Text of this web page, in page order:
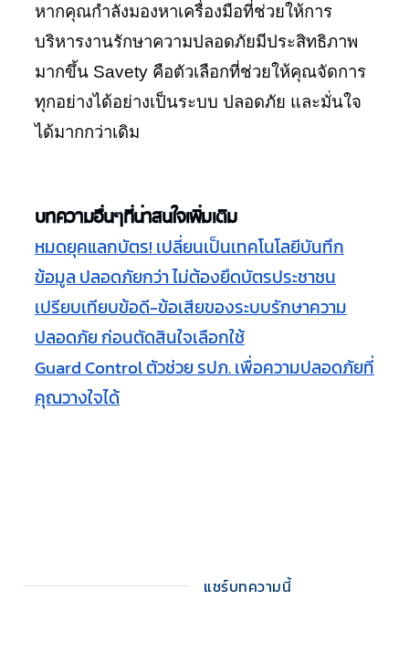
หากคุณกำลังมองหาเครื่องมือที่ช่วยให้การ
บริหารงานรักษาความปลอดภัยมีประสิทธิภาพ
มากขึ้น Savety คือตัวเลือกที่ช่วยให้คุณจัดการ
ทุกอย่างได้อย่างเป็นระบบ ปลอดภัย และมั่นใจ
ได้มากกว่าเดิม
บทความอื่นๆที่น่าสนใจเพิ่มเติม
หมดยุคแลกบัตร! เปลี่ยนเป็นเทคโนโลยีบันทึก
ข้อมูล ปลอดภัยกว่า ไม่ต้องยึดบัตรประชาชน
เปรียบเทียบข้อดี-ข้อเสียของระบบรักษาความ
ปลอดภัย ก่อนตัดสินใจเลือกใช้
Guard Control ตัวช่วย รปภ. เพื่อความปลอดภัยที่
คุณวางใจได้
แชร์บทความนี้